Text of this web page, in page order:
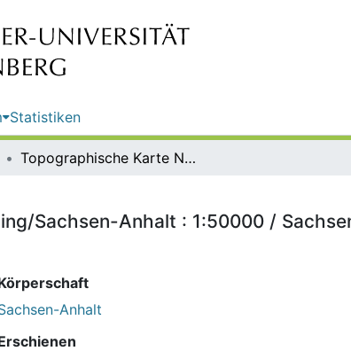
Statistiken
Topographische Karte Naturpark Fläming/Sachsen-Anhalt : 1:50000 / Sachsen-Anhalt, Landesamt für Vermessung und Geoinformation
Sachsen-Anhalt : 1:50000 /
Anhalt